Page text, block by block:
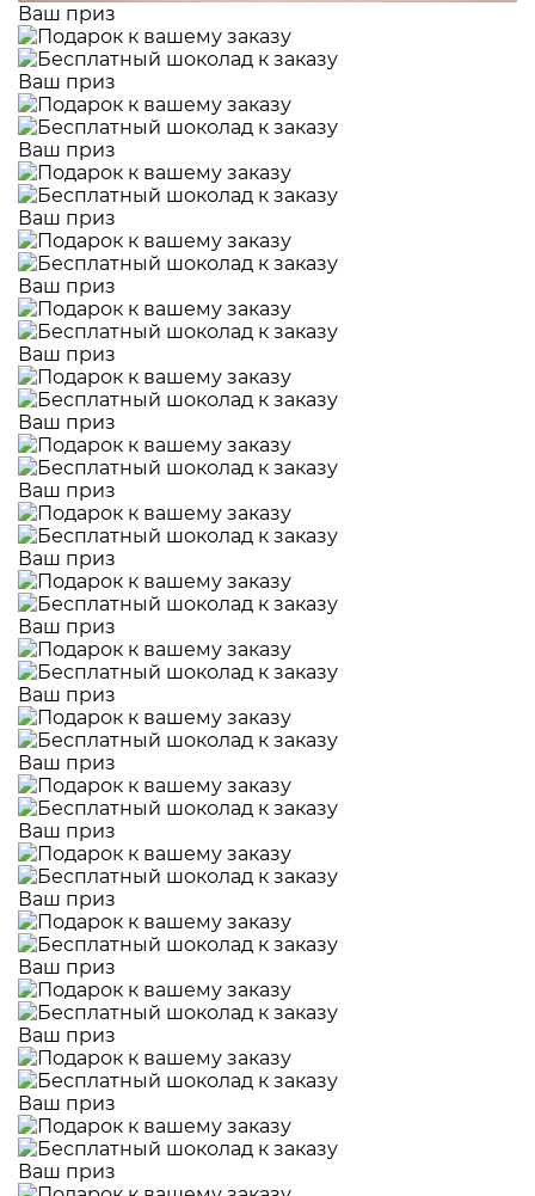
Ваш приз
Ваш приз
Ваш приз
Ваш приз
Ваш приз
Ваш приз
Ваш приз
Ваш приз
Ваш приз
Ваш приз
Ваш приз
Ваш приз
Ваш приз
Ваш приз
Ваш приз
Ваш приз
Ваш приз
Ваш приз